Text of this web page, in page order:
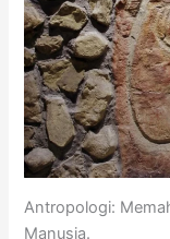
Antropologi:
Manusia.